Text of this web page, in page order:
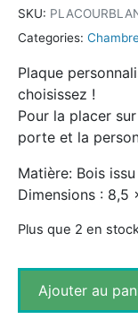
SKU:
Categories:
Plaque
choisissez !
Pour la placer
porte et la
Matière: Bois
Dimensions : 8,5
Plus que 2 en
Ajouter au